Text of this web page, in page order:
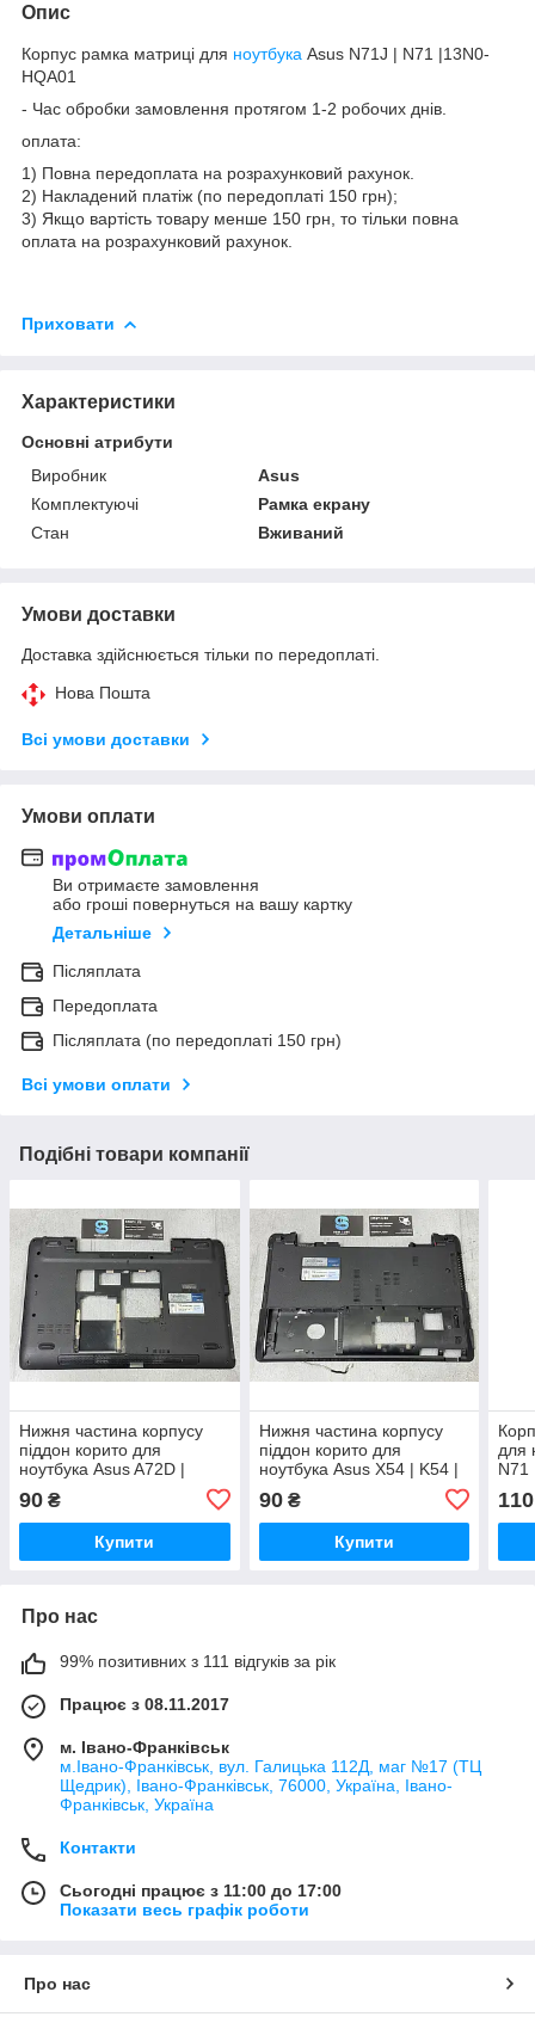
Опис
Корпус рамка матриці для ноутбука Asus N71J | N71 |13N0-
HQA01
- Час обробки замовлення протягом 1-2 робочих днів.
оплата:
1) Повна передоплата на розрахунковий рахунок.
2) Накладений платіж (по передоплаті 150 грн);
3) Якщо вартість товару менше 150 грн, то тільки повна
оплата на розрахунковий рахунок.
Приховати
Характеристики
Основні атрибути
Виробник
Asus
Комплектуючі
Рамка екрану
Стан
Вживаний
Умови доставки
Доставка здійснюється тільки по передоплаті.
Нова Пошта
Всі умови доставки
Умови оплати
Ви отримаєте замовлення
або гроші повернуться на вашу картку
Детальніше
Післяплата
Передоплата
Післяплата (по передоплаті 150 грн)
Всі умови оплати
Подібні товари компанії
Нижня частина корпусу
піддон корито для
ноутбука Asus A72D |
jwa0201
90 ₴
Купити
Нижня частина корпусу
піддон корито для
ноутбука Asus X54 | K54 |
A54 | X54C | K54C | X54H |
13N0-LRA0321
90₴
Купити
для
N71
110
Про нас
99% позитивних з 111 відгуків за рік
Працює з 08.11.2017
м. Івано-Франківськ
м.Івано-Франківськ, вул. Галицька 112Д, маг №17 (ТЦ
Щедрик), Івано-Франківськ, 76000, Україна, Івано-
Франківськ, Україна
Контакти
Сьогодні працює з 11:00 до 17:00
Показати весь графік роботи
Про нас